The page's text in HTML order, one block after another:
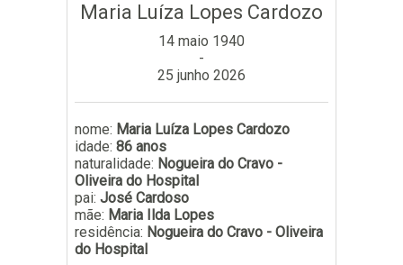
Maria Luíza Lopes Cardozo
14 maio 1940
-
25 junho 2026
nome: Maria Luíza Lopes Cardozo
idade: 86 anos
naturalidade: Nogueira do Cravo -
Oliveira do Hospital
pai: José Cardoso
mãe: Maria Ilda Lopes
residência: Nogueira do Cravo - Oliveira
do Hospital